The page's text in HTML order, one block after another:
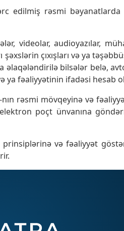
edilmiş rəsmi
videolar, audioyazılar,
çıxışları və ya
əlaqələndirilə bilsələr belə,
ya fəaliyyətinin ifadəsi hesab
nın rəsmi mövqeyinə və
poçt ünvanına
prinsiplərinə və fəaliyyət